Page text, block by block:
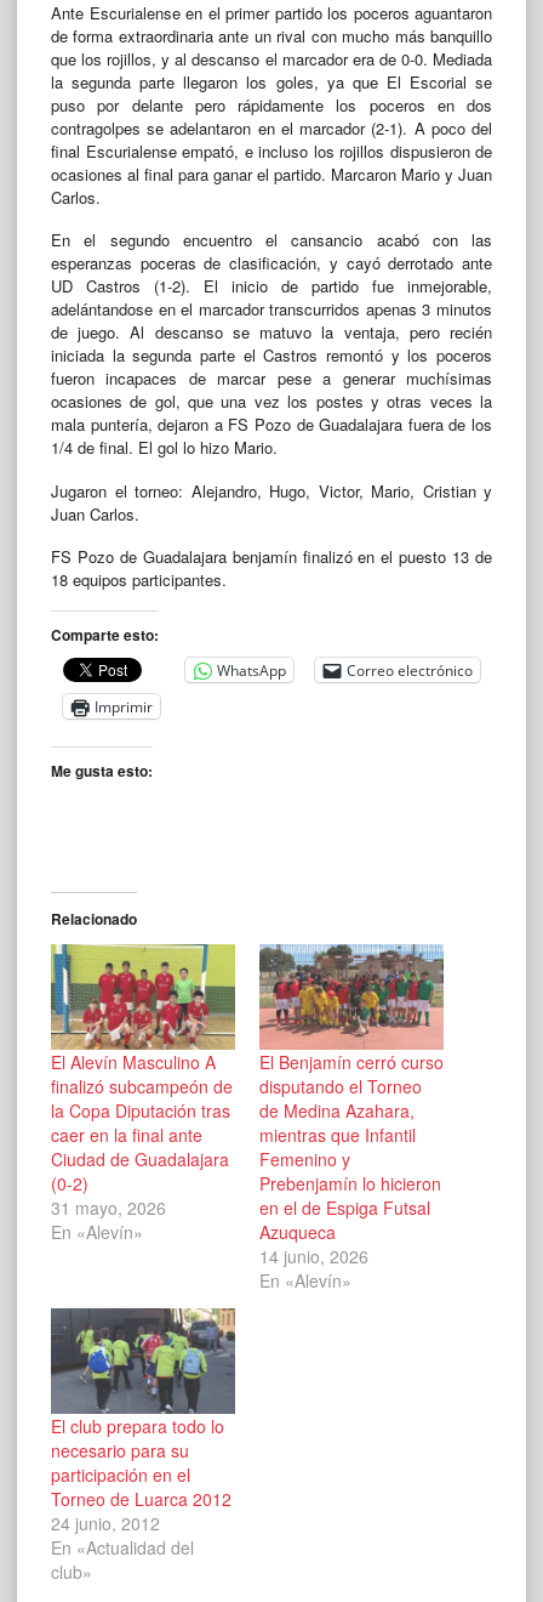
Ante Escurialense en el primer partido los poceros aguantaron
de forma extraordinaria ante un rival con mucho más banquillo
que los rojillos, y al descanso el marcador era de 0-0. Mediada
la segunda parte llegaron los goles, ya que El Escorial se
puso por delante pero rápidamente los poceros en dos
contragolpes se adelantaron en el marcador (2-1). A poco del
final Escurialense empató, e incluso los rojillos dispusieron de
ocasiones al final para ganar el partido. Marcaron Mario y Juan
Carlos.
En el segundo encuentro el cansancio acabó con las
esperanzas poceras de clasificación, y cayó derrotado ante
UD Castros (1-2). El inicio de partido fue inmejorable,
adelántandose en el marcador transcurridos apenas 3 minutos
de juego. Al descanso se matuvo la ventaja, pero recién
iniciada la segunda parte el Castros remontó y los poceros
fueron incapaces de marcar pese a generar muchísimas
ocasiones de gol, que una vez los postes y otras veces la
mala puntería, dejaron a FS Pozo de Guadalajara fuera de los
1/4 de final. El gol lo hizo Mario.
Jugaron el torneo: Alejandro, Hugo, Victor, Mario, Cristian y
Juan Carlos.
FS Pozo de Guadalajara benjamín finalizó en el puesto 13 de
18 equipos participantes.
Comparte esto:
WhatsApp
Correo electrónico
Imprimir
Me gusta esto:
Relacionado
El Alevín Masculino A
finalizó subcampeón de
la Copa Diputación tras
caer en la final ante
Ciudad de Guadalajara
(0-2)
31 mayo, 2026
En «Alevín»
El Benjamín cerró curso
disputando el Torneo
de Medina Azahara,
mientras que Infantil
Femenino y
Prebenjamín lo hicieron
en el de Espiga Futsal
Azuqueca
14 junio, 2026
En «Alevín»
El club prepara todo lo
necesario para su
participación en el
Torneo de Luarca 2012
24 junio, 2012
En «Actualidad del
club»